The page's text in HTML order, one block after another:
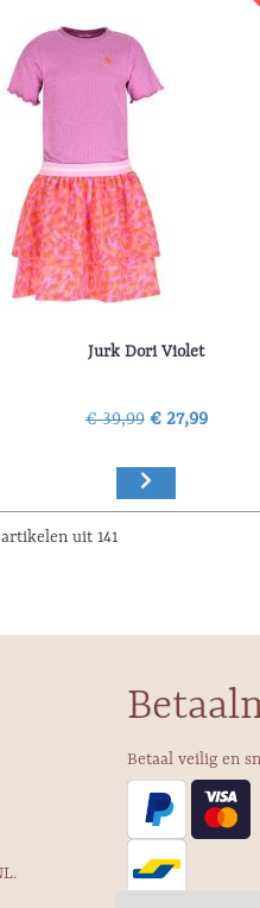
Jurk Dori Violet
€ 39,99 € 27,99
artikelen uit 141
Betaal veilig en